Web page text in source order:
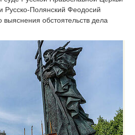
Русско-Полянский Феодосий
обстоятельств дела